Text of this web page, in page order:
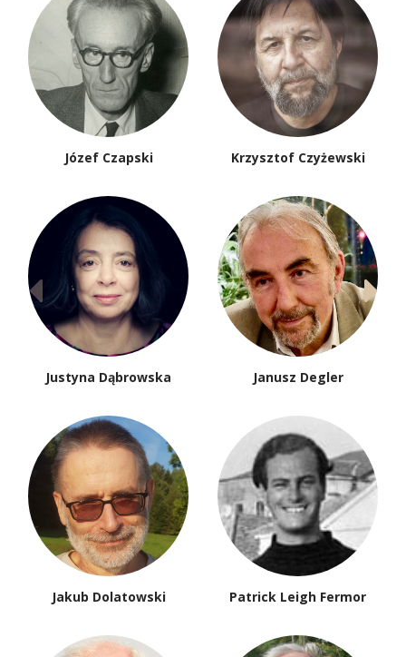
Józef Czapski Krzysztof Czyżewski
Justyna Dąbrowska Janusz Degler
Jakub Dolatowski Patrick Leigh Fermor